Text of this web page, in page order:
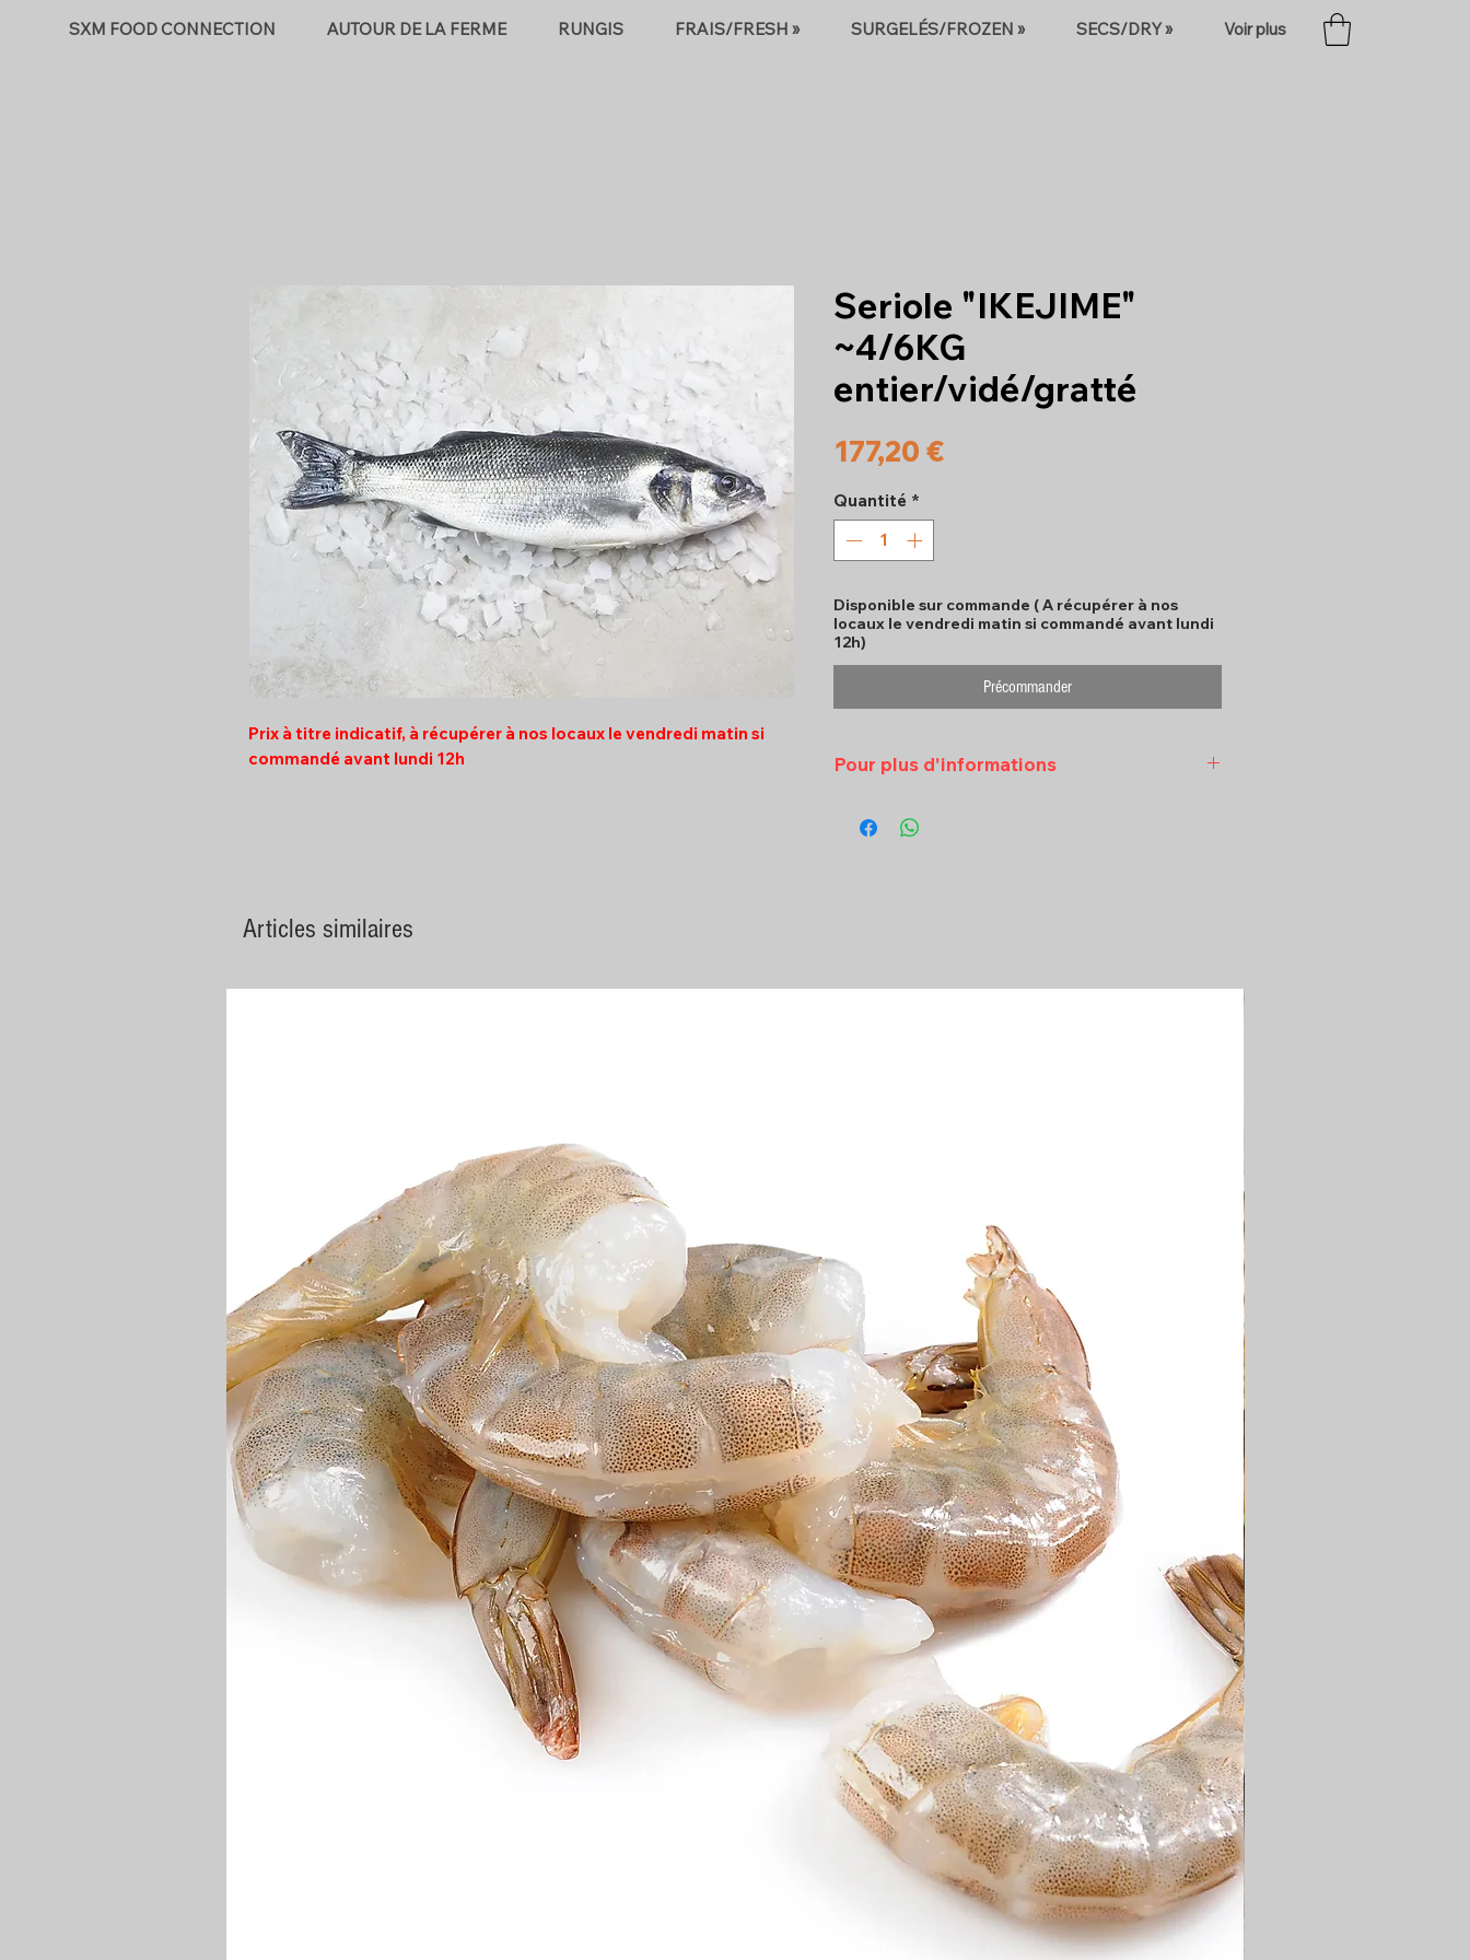
SXM FOOD CONNECTION AUTOUR DE LA FERME RUNGIS FRAIS/FRESH » SURGELÉS/FROZEN » SECS/DRY » Voir plus
Prix à titre indicatif, à récupérer à nos locaux le vendredi matin si
commandé avant lundi 12h
Seriole "IKEJIME"
~4/6KG
entier/vidé/gratté
177,20 €
Quantité *
Disponible sur commande ( A récupérer à nos
locaux le vendredi matin si commandé avant lundi
12h)
Précommander
Pour plus d'informations
09 ou par email sxmfoodpro@gmail.com
Articles similaires